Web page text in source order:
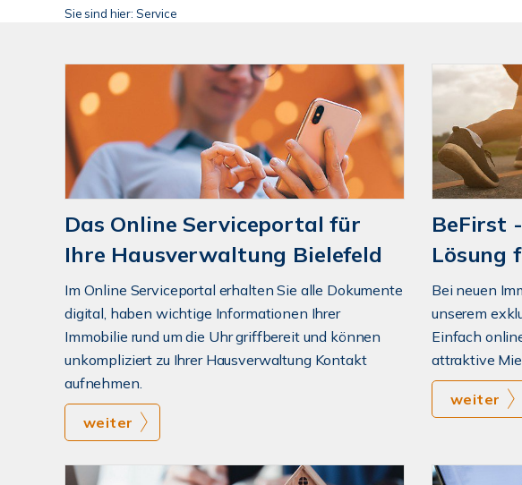
Sie sind hier: Service
Das Online Serviceportal für
Ihre Hausverwaltung Bielefeld
Im Online Serviceportal erhalten Sie alle Dokumente
digital, haben wichtige Informationen Ihrer
Immobilie rund um die Uhr griffbereit und können
unkompliziert zu Ihrer Hausverwaltung Kontakt
aufnehmen.
weiter
BeFirst
Lösung
Bei neuen
unserem
Einfach
attraktive
weiter